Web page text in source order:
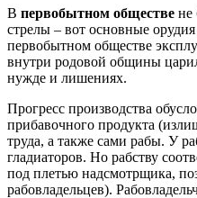
В первобытном обществе не
стрелы – вот основные
первобытном обществе
внутри родовой общины
нужде и лишениях.
Прогресс производства
прибавочного продукта
труда, а также сами рабы. У
гладиаторов. Но рабству
под плетью надсмотрщика,
рабовладельцев).